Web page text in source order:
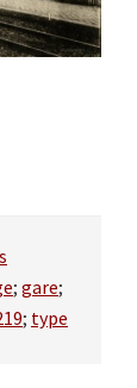
; gare;
; type